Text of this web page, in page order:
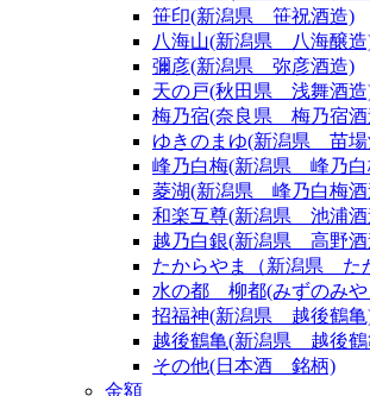
笹印(新潟県 笹祝酒造)
八海山(新潟県 八海醸造
彌彦(新潟県 弥彦酒造)
天の戸(秋田県 浅舞酒造
梅乃宿(奈良県 梅乃宿酒
ゆきのまゆ(新潟県 苗場
峰乃白梅(新潟県 峰乃白
菱湖(新潟県 峰乃白梅酒
和楽互尊(新潟県 池浦酒
越乃白銀(新潟県 高野酒
たからやま（新潟県 た
水の都 柳都(みずのみ
招福神(新潟県 越後鶴亀
越後鶴亀(新潟県 越後鶴
その他(日本酒 銘柄)
金額